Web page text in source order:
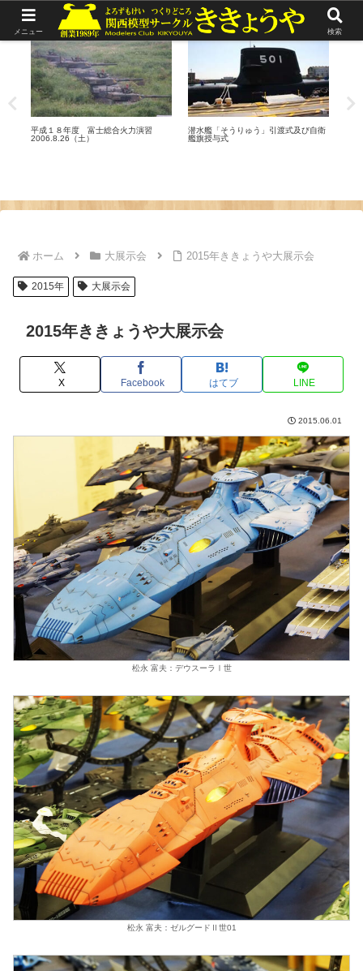
リポート
平成１８年度 富士総合火力演習
2006.8.26（土）
リポート
潜水艦「そうりゅう」引渡式及び自衛
艦旗授与式
ホーム 大展示会 2015年ききょうや大展示会
2015年 大展示会
2015年ききょうや大展示会
X Facebook はてブ LINE
2015.06.01
松永 富夫：デウスーラⅠ世
松永 富夫：ゼルグードⅡ世01
メニュー 検索